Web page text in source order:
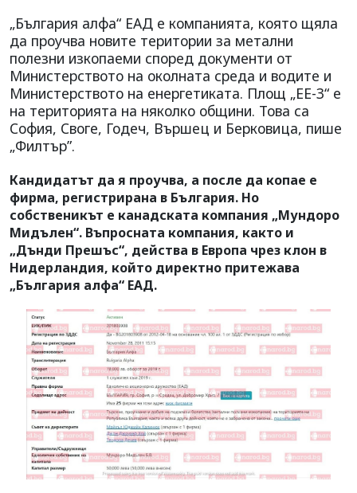
„България алфа“ ЕАД е компанията, която щяла
да проучва новите територии за метални
полезни изкопаеми според документи от
Министерството на околната среда и водите и
Министерството на енергетиката. Площ „ЕЕ-3“ е
на територията на няколко общини. Това са
София, Своге, Годеч, Вършец и Берковица, пише
„Филтър”.
Кандидатът да я проучва, а после да копае е
фирма, регистрирана в България. Но
собственикът е канадската компания „Мундоро
Мидълен“. Въпросната компания, както и
„Дънди Прешъс“, действа в Европа чрез клон в
Нидерландия, който директно притежава
„България алфа“ ЕАД.